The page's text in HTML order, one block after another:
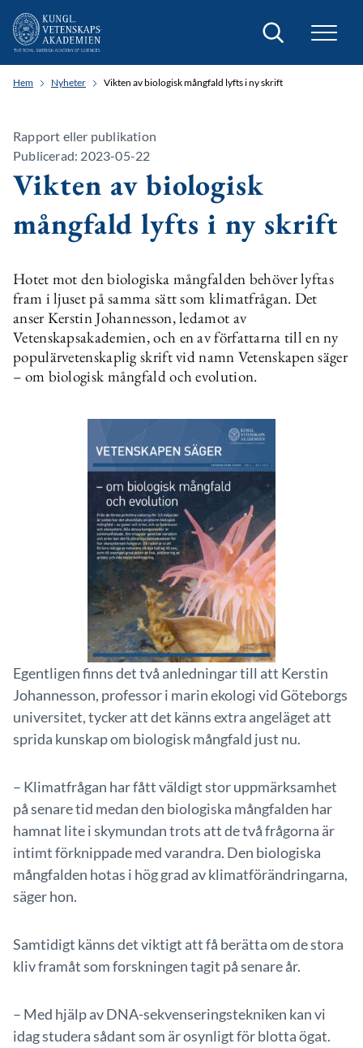
Sök
Hem Nyheter Vikten av biologisk mångfald lyfts i ny skrift
Rapport eller publikation
Publicerad: 2023-05-22
Vikten av biologisk
mångfald lyfts i ny skrift
Hotet mot den biologiska mångfalden behöver lyftas
fram i ljuset på samma sätt som klimatfrågan. Det
anser Kerstin Johannesson, ledamot av
Vetenskapsakademien, och en av författarna till en ny
populärvetenskaplig skrift vid namn Vetenskapen säger
– om biologisk mångfald och evolution.
Egentligen finns det två anledningar till att Kerstin
Johannesson, professor i marin ekologi vid Göteborgs
universitet, tycker att det känns extra angeläget att
sprida kunskap om biologisk mångfald just nu.
– Klimatfrågan har fått väldigt stor uppmärksamhet
på senare tid medan den biologiska mångfalden har
hamnat lite i skymundan trots att de två frågorna är
intimt förknippade med varandra. Den biologiska
mångfalden hotas i hög grad av klimatförändringarna,
säger hon.
Samtidigt känns det viktigt att få berätta om de stora
kliv framåt som forskningen tagit på senare år.
– Med hjälp av DNA-sekvenseringstekniken kan vi
idag studera sådant som är osynligt för blotta ögat.